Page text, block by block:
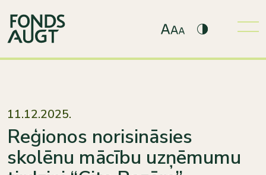
11.12.2025.
Reģionos norisināsies
skolēnu mācību uzņēmumu